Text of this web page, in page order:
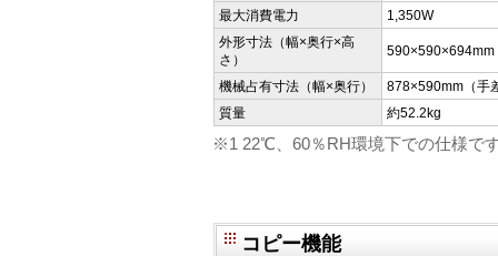
最大消費電力
1,350W
外形寸法（幅×奥行×高
さ）
590×590×694mm
機械占有寸法（幅×奥行）
878×590mm（手
質量
約52.2kg
※1 22℃、60％RH環境下での仕様で
コピー機能